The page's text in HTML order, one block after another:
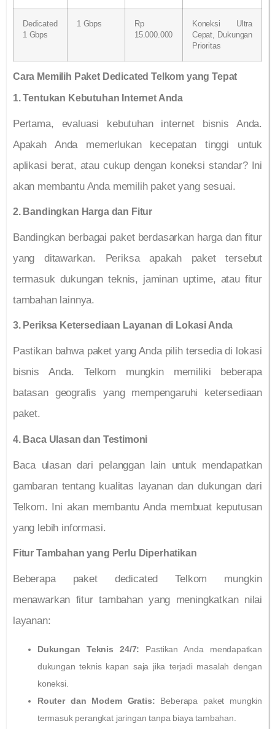
Dedicated
1 Gbps
1 Gbps
Rp
15.000.000
Koneksi Ultra
Cepat, Dukungan
Prioritas
Cara Memilih Paket Dedicated Telkom yang Tepat
1. Tentukan Kebutuhan Internet Anda
Pertama, evaluasi kebutuhan internet bisnis Anda.
Apakah Anda memerlukan kecepatan tinggi untuk
aplikasi berat, atau cukup dengan koneksi standar? Ini
akan membantu Anda memilih paket yang sesuai.
2. Bandingkan Harga dan Fitur
Bandingkan berbagai paket berdasarkan harga dan fitur
yang ditawarkan. Periksa apakah paket tersebut
termasuk dukungan teknis, jaminan uptime, atau fitur
tambahan lainnya.
3. Periksa Ketersediaan Layanan di Lokasi Anda
Pastikan bahwa paket yang Anda pilih tersedia di lokasi
bisnis Anda. Telkom mungkin memiliki beberapa
batasan geografis yang mempengaruhi ketersediaan
paket.
4. Baca Ulasan dan Testimoni
Baca ulasan dari pelanggan lain untuk mendapatkan
gambaran tentang kualitas layanan dan dukungan dari
Telkom. Ini akan membantu Anda membuat keputusan
yang lebih informasi.
Fitur Tambahan yang Perlu Diperhatikan
Beberapa paket dedicated Telkom mungkin
menawarkan fitur tambahan yang meningkatkan nilai
layanan:
Dukungan Teknis 24/7: Pastikan Anda mendapatkan
dukungan teknis kapan saja jika terjadi masalah dengan
koneksi.
Router dan Modem Gratis: Beberapa paket mungkin
termasuk perangkat jaringan tanpa biaya tambahan.